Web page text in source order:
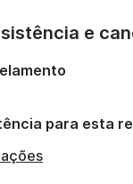
1200cv
e
para esta